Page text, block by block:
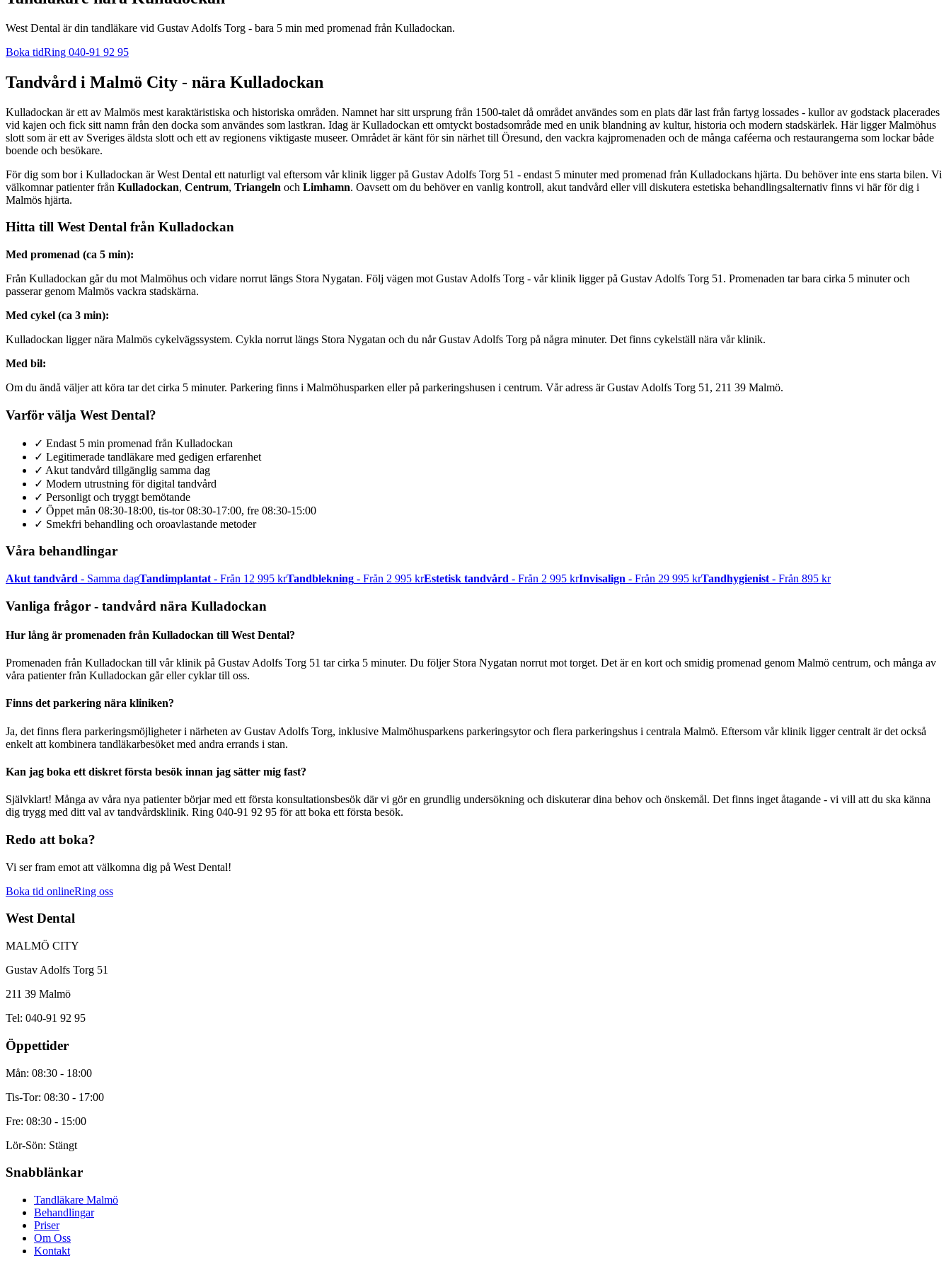
West Dental är din tandläkare vid Gustav Adolfs Torg - bara 5 min med promenad från Kulladockan.
Boka tidRing 040-91 92 95
Tandvård i Malmö City - nära Kulladockan
Kulladockan är ett av Malmös mest karaktäristiska och historiska områden. Namnet har sitt ursprung från 1500-talet då området användes som en plats där last från fartyg lossades - kullor av godstack placerades
vid kajen och fick sitt namn från den docka som användes som lastkran. Idag är Kulladockan ett omtyckt bostadsområde med en unik blandning av kultur, historia och modern stadskärlek. Här ligger Malmöhus
slott som är ett av Sveriges äldsta slott och ett av regionens viktigaste museer. Området är känt för sin närhet till Öresund, den vackra kajpromenaden och de många caféerna och restaurangerna som lockar både
boende och besökare.
För dig som bor i Kulladockan är West Dental ett naturligt val eftersom vår klinik ligger på Gustav Adolfs Torg 51 - endast 5 minuter med promenad från Kulladockans hjärta. Du behöver inte ens starta bilen. Vi
välkomnar patienter från Kulladockan, Centrum, Triangeln och Limhamn. Oavsett om du behöver en vanlig kontroll, akut tandvård eller vill diskutera estetiska behandlingsalternativ finns vi här för dig i
Malmös hjärta.
Hitta till West Dental från Kulladockan
Med promenad (ca 5 min):
Från Kulladockan går du mot Malmöhus och vidare norrut längs Stora Nygatan. Följ vägen mot Gustav Adolfs Torg - vår klinik ligger på Gustav Adolfs Torg 51. Promenaden tar bara cirka 5 minuter och
passerar genom Malmös vackra stadskärna.
Med cykel (ca 3 min):
Kulladockan ligger nära Malmös cykelvägssystem. Cykla norrut längs Stora Nygatan och du når Gustav Adolfs Torg på några minuter. Det finns cykelställ nära vår klinik.
Med bil:
Om du ändå väljer att köra tar det cirka 5 minuter. Parkering finns i Malmöhusparken eller på parkeringshusen i centrum. Vår adress är Gustav Adolfs Torg 51, 211 39 Malmö.
Varför välja West Dental?
✓ Endast 5 min promenad från Kulladockan
✓ Legitimerade tandläkare med gedigen erfarenhet
✓ Akut tandvård tillgänglig samma dag
✓ Modern utrustning för digital tandvård
✓ Personligt och tryggt bemötande
✓ Öppet mån 08:30-18:00, tis-tor 08:30-17:00, fre 08:30-15:00
✓ Smekfri behandling och oroavlastande metoder
Våra behandlingar
Akut tandvård - Samma dagTandimplantat - Från 12 995 krTandblekning - Från 2 995 krEstetisk tandvård - Från 2 995 krInvisalign - Från 29 995 krTandhygienist - Från 895 kr
Vanliga frågor - tandvård nära Kulladockan
Hur lång är promenaden från Kulladockan till West Dental?
Promenaden från Kulladockan till vår klinik på Gustav Adolfs Torg 51 tar cirka 5 minuter. Du följer Stora Nygatan norrut mot torget. Det är en kort och smidig promenad genom Malmö centrum, och många av
våra patienter från Kulladockan går eller cyklar till oss.
Finns det parkering nära kliniken?
Ja, det finns flera parkeringsmöjligheter i närheten av Gustav Adolfs Torg, inklusive Malmöhusparkens parkeringsytor och flera parkeringshus i centrala Malmö. Eftersom vår klinik ligger centralt är det också
enkelt att kombinera tandläkarbesöket med andra errands i stan.
Kan jag boka ett diskret första besök innan jag sätter mig fast?
Självklart! Många av våra nya patienter börjar med ett första konsultationsbesök där vi gör en grundlig undersökning och diskuterar dina behov och önskemål. Det finns inget åtagande - vi vill att du ska känna
dig trygg med ditt val av tandvårdsklinik. Ring 040-91 92 95 för att boka ett första besök.
Redo att boka?
Vi ser fram emot att välkomna dig på West Dental!
Boka tid onlineRing oss
West Dental
MALMÖ CITY
Gustav Adolfs Torg 51
211 39 Malmö
Tel: 040-91 92 95
Öppettider
Mån: 08:30 - 18:00
Tis-Tor: 08:30 - 17:00
Fre: 08:30 - 15:00
Lör-Sön: Stängt
Snabblänkar
Tandläkare Malmö
Behandlingar
Priser
Om Oss
Kontakt